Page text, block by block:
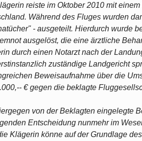
reiste im Oktober 2010 mit
Während des Fluges wurden
- ausgeteilt. Hierdurch wurde
ausgelöst, die eine ärztliche
durch einen Notarzt nach der
zuständige Landgericht
Beweisaufnahme über die
€ gegen die beklagte
von der Beklagten eingelegte
Entscheidung nunmehr im
Klägerin könne auf der Grundlage